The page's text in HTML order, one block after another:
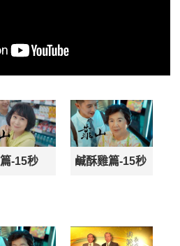
-15秒 鹹酥雞篇-15秒